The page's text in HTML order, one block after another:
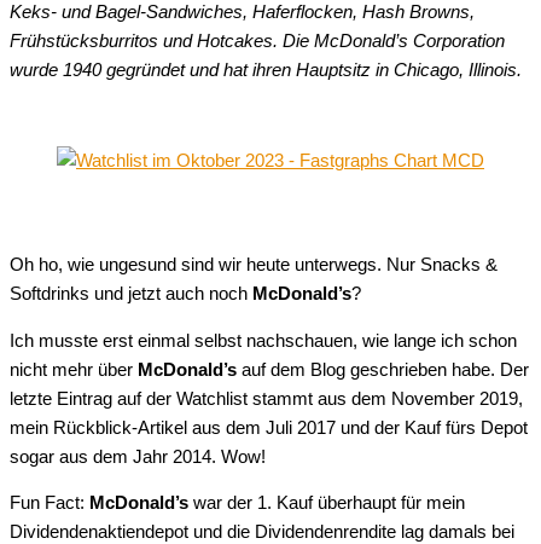
Keks- und Bagel-Sandwiches, Haferflocken, Hash Browns,
Frühstücksburritos und Hotcakes. Die McDonald’s Corporation
wurde 1940 gegründet und hat ihren Hauptsitz in Chicago, Illinois.
Oh ho, wie ungesund sind wir heute unterwegs. Nur Snacks &
Softdrinks und jetzt auch noch McDonald’s?
Ich musste erst einmal selbst nachschauen, wie lange ich schon
nicht mehr über McDonald’s auf dem Blog geschrieben habe. Der
letzte Eintrag auf der Watchlist stammt aus dem November 2019,
mein Rückblick-Artikel aus dem Juli 2017 und der Kauf fürs Depot
sogar aus dem Jahr 2014. Wow!
Fun Fact: McDonald’s war der 1. Kauf überhaupt für mein
Dividendenaktiendepot und die Dividendenrendite lag damals bei